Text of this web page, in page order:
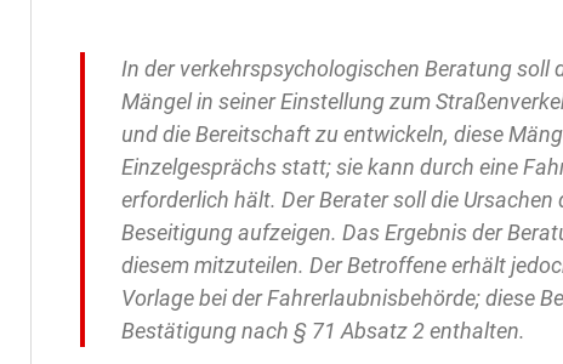
In der verkehrspsychologischen Beratung soll
Mängel in seiner Einstellung zum
und die Bereitschaft zu entwickeln, diese
Einzelgesprächs statt; sie kann durch eine
erforderlich hält. Der Berater soll die
Beseitigung aufzeigen. Das Ergebnis der
diesem mitzuteilen. Der Betroffene erhält
Vorlage bei der Fahrerlaubnisbehörde; diese
Bestätigung nach § 71 Absatz 2 enthalten.